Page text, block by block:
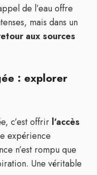
de l’eau offre
mais dans un
aux sources
: explorer
c’est offrir l’accès
expérience
n’est rompu que
Une véritable